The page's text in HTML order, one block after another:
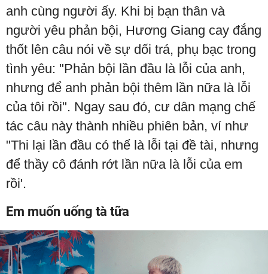
anh cùng người ấy. Khi bị bạn thân và
người yêu phản bội, Hương Giang cay đắng
thốt lên câu nói về sự dối trá, phụ bạc trong
tình yêu: "Phản bội lần đầu là lỗi của anh,
nhưng để anh phản bội thêm lần nữa là lỗi
của tôi rồi". Ngay sau đó, cư dân mạng chế
tác câu này thành nhiều phiên bản, ví như
"Thi lại lần đầu có thể là lỗi tại đề tài, nhưng
để thầy cô đánh rớt lần nữa là lỗi của em
rồi'.
Em muốn uống tà tữa